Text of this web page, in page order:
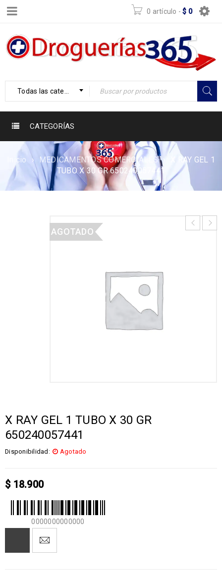
0 artículo - $ 0
Todas las categorías
CATEGORÍAS
Inicio › MEDICAMENTOS COMERCIALES ›
X RAY GEL 1
TUBO X 30 GR 650240057441
AGOTADO
X RAY GEL 1 TUBO X 30 GR
650240057441
Disponibilidad: Agotado
$18.900
0000000000000